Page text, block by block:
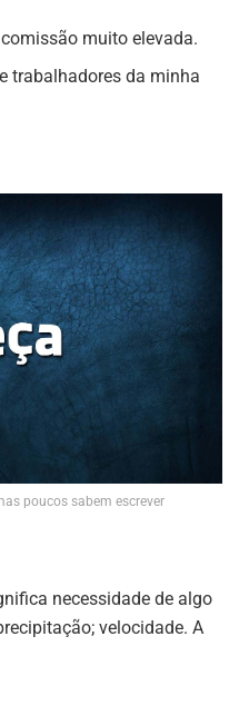
muito elevada.
trabalhadores da minha
poucos sabem escrever
necessidade de algo
velocidade. A